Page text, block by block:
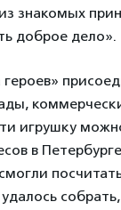
знакомых
доброе дело».
игрушку
в